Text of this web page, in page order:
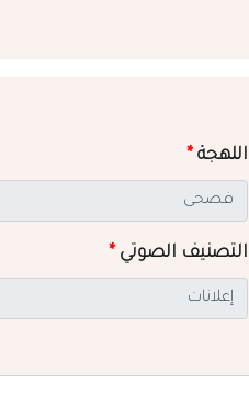
اللهجة*
التصنيف الصوتي*